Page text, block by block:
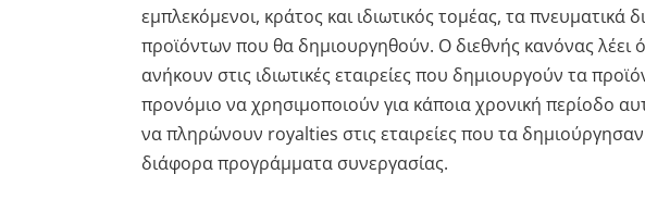
εμπλεκόμενοι, κράτος και ιδιωτικός τομέας, τα πνευματικά
προϊόντων που θα δημιουργηθούν. Ο διεθνής κανόνας λέει
ανήκουν στις ιδιωτικές εταιρείες που δημιουργούν τα
προνόμιο να χρησιμοποιούν για κάποια χρονική περίοδο
να πληρώνουν royalties στις εταιρείες που τα δημιούργησαν
διάφορα προγράμματα συνεργασίας.